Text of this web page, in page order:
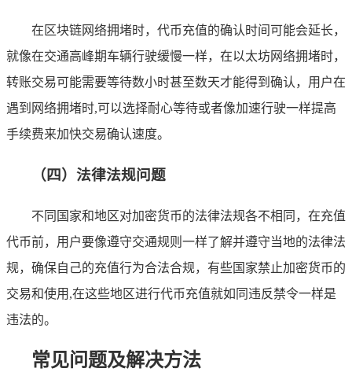
在区块链网络拥堵时，代币充值的确认时间可能会延长，
就像在交通高峰期车辆行驶缓慢一样，在以太坊网络拥堵时，
转账交易可能需要等待数小时甚至数天才能得到确认，用户在
遇到网络拥堵时,可以选择耐心等待或者像加速行驶一样提高
手续费来加快交易确认速度。
（四）法律法规问题
不同国家和地区对加密货币的法律法规各不相同，在充值
代币前，用户要像遵守交通规则一样了解并遵守当地的法律法
规，确保自己的充值行为合法合规，有些国家禁止加密货币的
交易和使用,在这些地区进行代币充值就如同违反禁令一样是
违法的。
常见问题及解决方法